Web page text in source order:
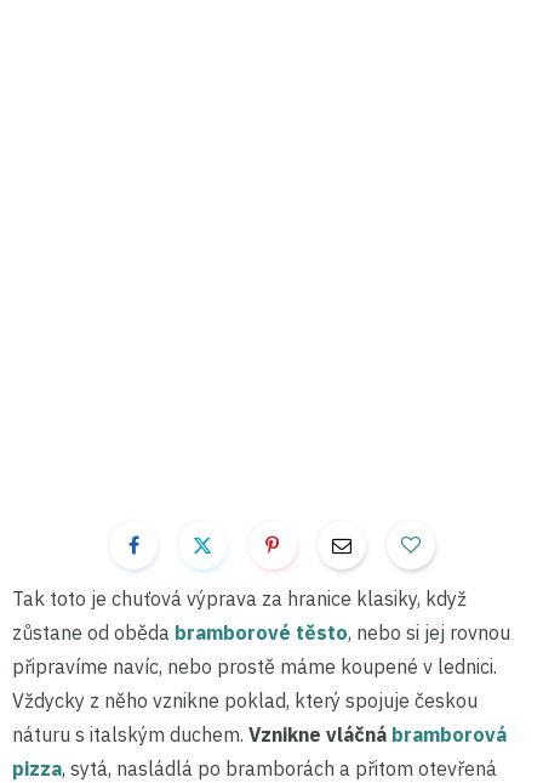
Tak toto je chuťová výprava za hranice klasiky, když
zůstane od oběda bramborové těsto, nebo si jej rovnou
připravíme navíc, nebo prostě máme koupené v lednici.
Vždycky z něho vznikne poklad, který spojuje českou
náturu s italským duchem. Vznikne vláčná bramborová
pizza, sytá, nasládlá po bramborách a přitom otevřená